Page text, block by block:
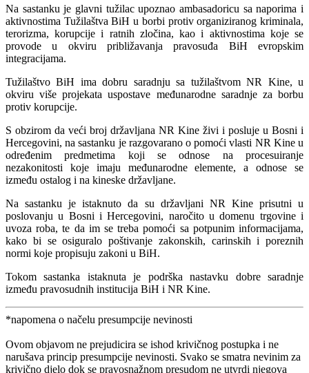
Na sastanku je glavni tužilac upoznao ambasadoricu sa naporima i
aktivnostima Tužilaštva BiH u borbi protiv organiziranog kriminala,
terorizma, korupcije i ratnih zločina, kao i aktivnostima koje se
provode u okviru približavanja pravosuđa BiH evropskim
integracijama.
Tužilaštvo BiH ima dobru saradnju sa tužilaštvom NR Kine, u
okviru više projekata uspostave međunarodne saradnje za borbu
protiv korupcije.
S obzirom da veći broj državljana NR Kine živi i posluje u Bosni i
Hercegovini, na sastanku je razgovarano o pomoći vlasti NR Kine u
određenim predmetima koji se odnose na procesuiranje
nezakonitosti koje imaju međunarodne elemente, a odnose se
između ostalog i na kineske državljane.
Na sastanku je istaknuto da su državljani NR Kine prisutni u
poslovanju u Bosni i Hercegovini, naročito u domenu trgovine i
uvoza roba, te da im se treba pomoći sa potpunim informacijama,
kako bi se osiguralo poštivanje zakonskih, carinskih i poreznih
normi koje propisuju zakoni u BiH.
Tokom sastanka istaknuta je podrška nastavku dobre saradnje
između pravosudnih institucija BiH i NR Kine.
*napomena o načelu presumpcije nevinosti
Ovom objavom ne prejudicira se ishod krivičnog postupka i ne
narušava princip presumpcije nevinosti. Svako se smatra nevinim za
krivično djelo dok se pravosnažnom presudom ne utvrdi njegova